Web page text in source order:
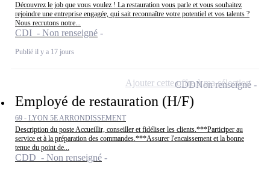
Découvrez le job que vous voulez ! La restauration vous parle et vous souhaitez
rejoindre une entreprise engagée, qui sait reconnaître votre potentiel et vos talents ?
Nous recrutons notre...
CDI - Non renseigné
Publié il y a 17 jours
Employé de restauration (H/F)
69 - LYON 5E ARRONDISSEMENT
Description du poste Accueillir, conseiller et fidéliser les clients.***Participer au
service et à la préparation des commandes.***Assurer l'encaissement et la bonne
tenue du point de...
CDD - Non renseigné
CDDNon renseigné
Ajouter cette offre à ma sélection